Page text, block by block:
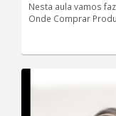
Nesta aula vamos
Onde Comprar